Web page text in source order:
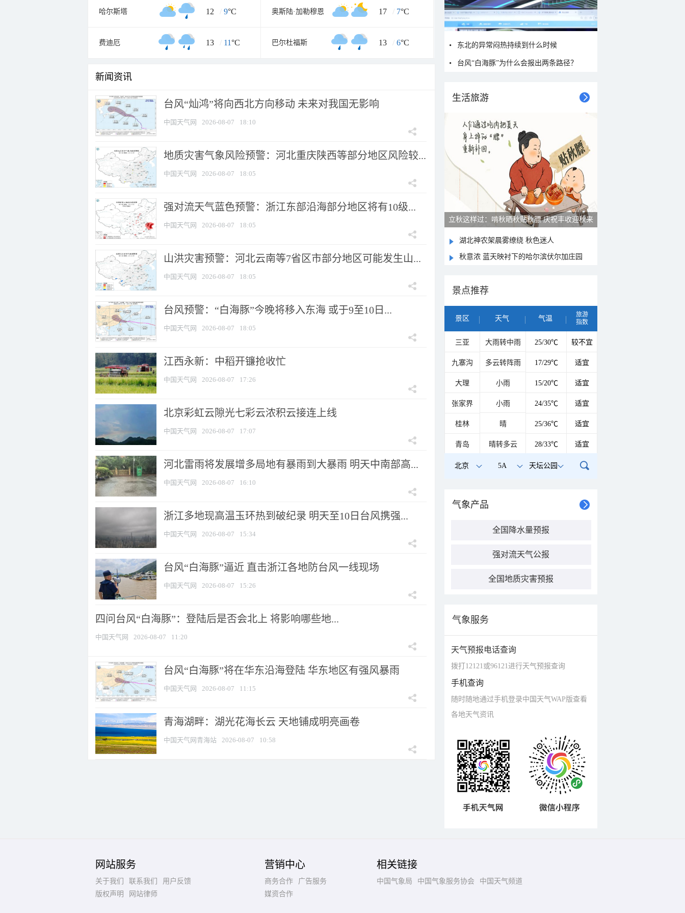
哈尔斯塔 12 / 9°C 奥斯陆·加勒穆恩 17 / 7°C
费迪厄 13 / 11°C 巴尔杜福斯 13 / 6°C
新闻资讯
台风“灿鸿”将向西北方向移动 未来对我国无影响
中国天气网 2026-08-07 18:10
地质灾害气象风险预警：河北重庆陕西等部分地区风险较...
中国天气网 2026-08-07 18:05
强对流天气蓝色预警：浙江东部沿海部分地区将有10级...
中国天气网 2026-08-07 18:05
山洪灾害预警：河北云南等7省区市部分地区可能发生山...
中国天气网 2026-08-07 18:05
台风预警：“白海豚”今晚将移入东海 或于9至10日...
中国天气网 2026-08-07 18:05
江西永新：中稻开镰抢收忙
中国天气网 2026-08-07 17:26
北京彩虹云隙光七彩云浓积云接连上线
中国天气网 2026-08-07 17:07
河北雷雨将发展增多局地有暴雨到大暴雨 明天中南部高...
中国天气网 2026-08-07 16:10
浙江多地现高温玉环热到破纪录 明天至10日台风携强...
中国天气网 2026-08-07 15:34
台风“白海豚”逼近 直击浙江各地防台风一线现场
中国天气网 2026-08-07 15:26
四问台风“白海豚”：登陆后是否会北上 将影响哪些地...
中国天气网 2026-08-07 11:20
台风“白海豚”将在华东沿海登陆 华东地区有强风暴雨
中国天气网 2026-08-07 11:15
青海湖畔：湖光花海长云 天地铺成明亮画卷
中国天气网青海站 2026-08-07 10:58
东北的异常闷热持续到什么时候
台风“白海豚”为什么会报出两条路径？
生活旅游
立秋这样过：啃秋晒秋贴秋膘 庆祝丰收迎秋来
湖北神农架晨雾缭绕 秋色迷人
秋意浓 蓝天映衬下的哈尔滨伏尔加庄园
景点推荐
景区 天气 气温
旅游
指数
三亚 大雨转中雨 25/30℃ 较不宜
九寨沟 多云转阵雨 17/29℃ 适宜
大理 小雨 15/20℃ 适宜
张家界 小雨 24/35℃ 适宜
桂林 晴 25/36℃ 适宜
青岛 晴转多云 28/33℃ 适宜
北京 5A 天坛公园
气象产品
全国降水量预报
强对流天气公报
全国地质灾害预报
气象服务
天气预报电话查询
拨打12121或96121进行天气预报查询
手机查询
随时随地通过手机登录中国天气WAP版查看
各地天气资讯
网站服务
关于我们 联系我们
用户反馈
版权声明
网站律师
营销中心
商务合作
广告服务
媒资合作
相关链接
中国气象局 中国气象服务协会 中国天气频道